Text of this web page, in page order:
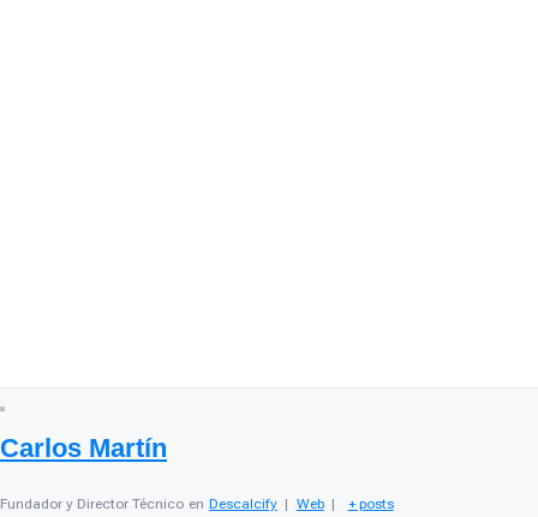
Carlos Martín
Fundador y Director Técnico en Descalcify | Web | + posts